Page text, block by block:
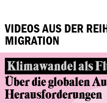
VIDEOS AUS DER
MIGRATION
Klimawandel als
Über die globalen
Herausforderungen